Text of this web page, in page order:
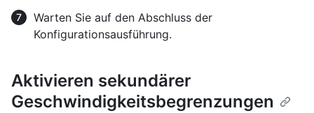
Warten Sie auf den Abschluss der
Konfigurationsausführung.
Aktivieren sekundärer
Geschwindigkeitsbegrenzungen